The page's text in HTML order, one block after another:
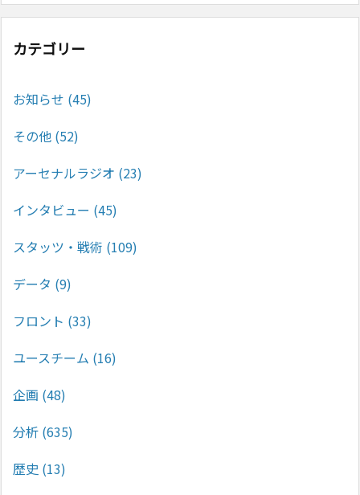
カテゴリー
お知らせ (45)
その他 (52)
アーセナルラジオ (23)
インタビュー (45)
スタッツ・戦術 (109)
データ (9)
フロント (33)
ユースチーム (16)
企画 (48)
分析 (635)
歴史 (13)